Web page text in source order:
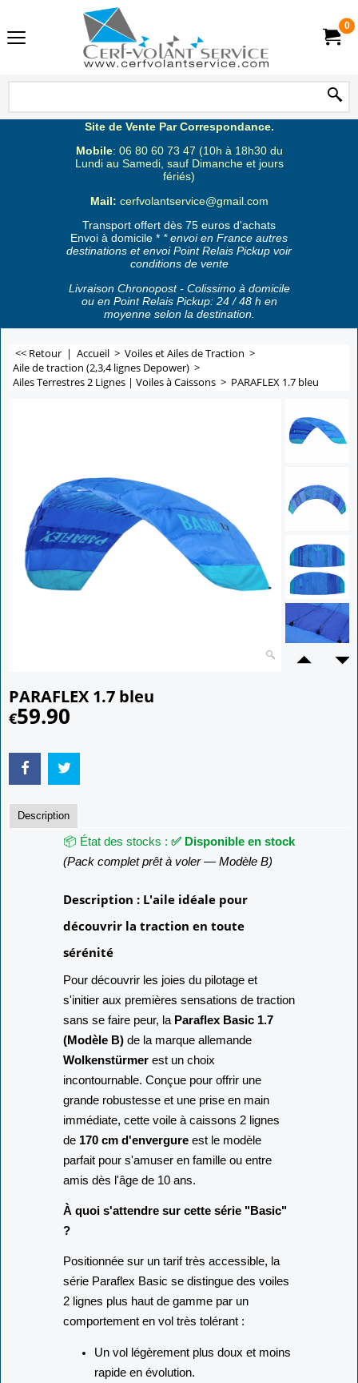
0
Site de Vente Par Correspondance.
Mobile: 06 80 60 73 47 (10h à 18h30 du
Lundi au Samedi, sauf Dimanche et jours
fériés)
Mail: cerfvolantservice@gmail.com
Transport offert dès 75 euros d'achats
Envoi à domicile * * envoi en France autres
destinations et envoi Point Relais Pickup voir
conditions de vente
Livraison Chronopost - Colissimo à domicile
ou en Point Relais Pickup: 24 / 48 h en
moyenne selon la destination.
<< Retour | Accueil > Voiles et Ailes de Traction >
Aile de traction (2,3,4 lignes Depower) >
Ailes Terrestres 2 Lignes | Voiles à Caissons > PARAFLEX 1.7 bleu
PARAFLEX 1.7 bleu
€59.90
Description
📦 État des stocks : ✅ Disponible en stock
(Pack complet prêt à voler — Modèle B)
Description : L'aile idéale pour
découvrir la traction en toute
sérénité
Pour découvrir les joies du pilotage et
s'initier aux premières sensations de traction
sans se faire peur, la Paraflex Basic 1.7
(Modèle B) de la marque allemande
Wolkenstürmer est un choix
incontournable. Conçue pour offrir une
grande robustesse et une prise en main
immédiate, cette voile à caissons 2 lignes
de 170 cm d'envergure est le modèle
parfait pour s'amuser en famille ou entre
amis dès l'âge de 10 ans.
À quoi s'attendre sur cette série "Basic"
?
Positionnée sur un tarif très accessible, la
série Paraflex Basic se distingue des voiles
2 lignes plus haut de gamme par un
comportement en vol très tolérant :
Un vol légèrement plus doux et moins
rapide en évolution.